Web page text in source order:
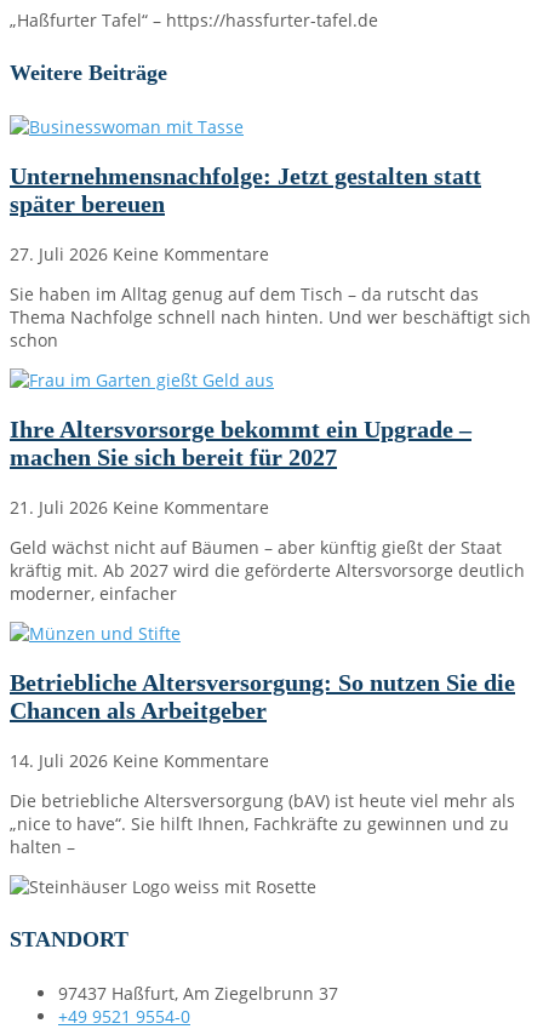
„Haßfurter Tafel“ – https://hassfurter-tafel.de
Weitere Beiträge
Unternehmensnachfolge: Jetzt gestalten statt
später bereuen
27. Juli 2026 Keine Kommentare
Sie haben im Alltag genug auf dem Tisch – da rutscht das
Thema Nachfolge schnell nach hinten. Und wer beschäftigt sich
schon
Ihre Altersvorsorge bekommt ein Upgrade –
machen Sie sich bereit für 2027
21. Juli 2026 Keine Kommentare
Geld wächst nicht auf Bäumen – aber künftig gießt der Staat
kräftig mit. Ab 2027 wird die geförderte Altersvorsorge deutlich
moderner, einfacher
Betriebliche Altersversorgung: So nutzen Sie die
Chancen als Arbeitgeber
14. Juli 2026 Keine Kommentare
Die betriebliche Altersversorgung (bAV) ist heute viel mehr als
„nice to have“. Sie hilft Ihnen, Fachkräfte zu gewinnen und zu
halten –
STANDORT
97437 Haßfurt, Am Ziegelbrunn 37
+49 9521 9554-0